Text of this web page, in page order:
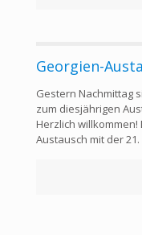
Georgien-
Gestern Nachmittag
zum diesjährigen
Herzlich
Austausch mit der